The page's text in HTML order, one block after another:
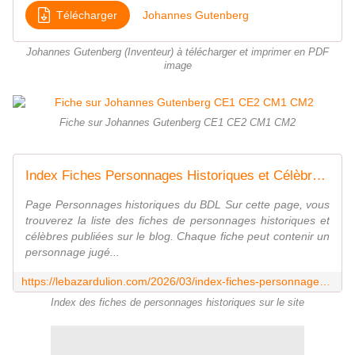
Télécharger Johannes Gutenberg
Johannes Gutenberg (Inventeur) à télécharger et imprimer en PDF
image
Fiche sur Johannes Gutenberg CE1 CE2 CM1 CM2
Index Fiches Personnages Historiques et Célèbres - Le Bazar du Lion
Page Personnages historiques du BDL Sur cette page, vous
trouverez la liste des fiches de personnages historiques et
célèbres publiées sur le blog. Chaque fiche peut contenir un
personnage jugé...
Index des fiches de personnages historiques sur le site